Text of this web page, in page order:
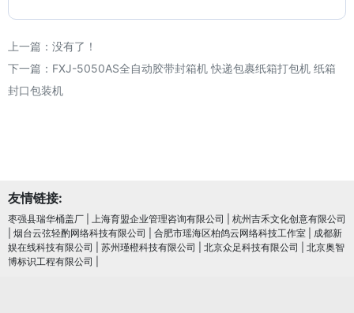
上一篇：没有了！
下一篇： FXJ-5050AS全自动胶带封箱机 快递包裹纸箱打包机 纸箱
封口包装机
友情链接:
枣强县瑞华桶盖厂 上海育盟企业管理咨询有限公司
杭州吉禾文化创意有限公司
烟台云弦轻酌网络科技有限公司 合肥市瑶海区柏鸽云网络科技工作室
成都新
娱在线科技有限公司
苏州瑾橙科技有限公司 北京众足科技有限公司
北京奥智
博标识工程有限公司